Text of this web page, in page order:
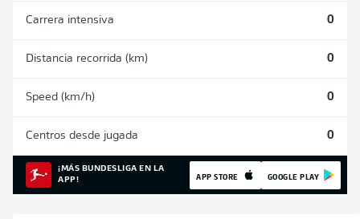
Carrera intensiva 0
Distancia recorrida (km) 0
Speed (km/h) 0
Centros desde jugada 0
¡MÁS BUNDESLIGA EN LA
APP!
APP STORE GOOGLE PLAY